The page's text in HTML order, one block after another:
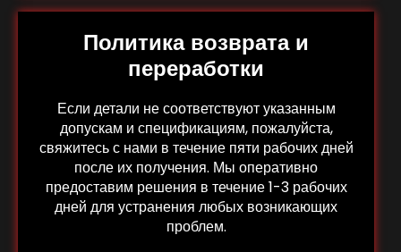
Политика возврата и
переработки
Если детали не соответствуют указанным
допускам и спецификациям, пожалуйста,
свяжитесь с нами в течение пяти рабочих дней
после их получения. Мы оперативно
предоставим решения в течение 1-3 рабочих
дней для устранения любых возникающих
проблем.